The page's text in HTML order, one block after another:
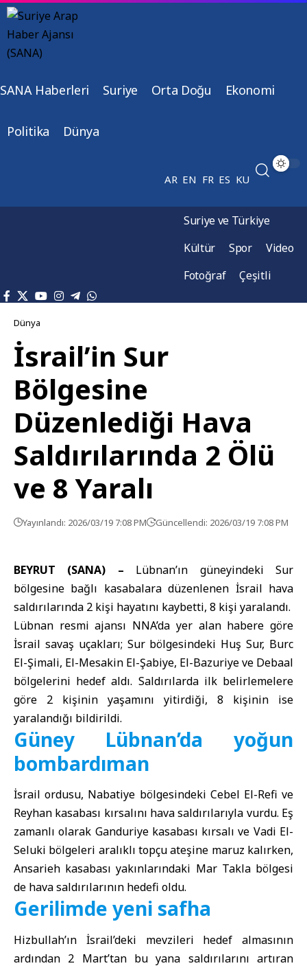
SANA Haberleri Suriye Orta Doğu Ekonomi
Politika Dünya
AR EN FR ES KU
Suriye ve Türkiye
Kültür
Spor
Video
Fotoğraf
Çeşitli
Dünya
İsrail’in Sur
Bölgesine
Düzenlediği Hava
Saldırılarında 2 Ölü
ve 8 Yaralı
Yayınlandı: 2026/03/19 7:08 PM Güncellendi: 2026/03/19 7:08 PM
BEYRUT (SANA) – Lübnan’ın güneyindeki Sur
bölgesine bağlı kasabalara düzenlenen İsrail hava
saldırılarında 2 kişi hayatını kaybetti, 8 kişi yaralandı.
Lübnan resmi ajansı NNA’da yer alan habere göre
İsrail savaş uçakları; Sur bölgesindeki Huş Sur, Burc
El-Şimali, El-Mesakin El-Şabiye, El-Bazuriye ve Debaal
bölgelerini hedef aldı. Saldırılarda ilk belirlemelere
göre 2 kişinin yaşamını yitirdiği, 8 kişinin ise
yaralandığı bildirildi.
Güney Lübnan’da yoğun
bombardıman
İsrail ordusu, Nabatiye bölgesindeki Cebel El-Refi ve
Reyhan kasabası kırsalını hava saldırılarıyla vurdu. Eş
zamanlı olarak Ganduriye kasabası kırsalı ve Vadi El-
Seluki bölgeleri aralıklı topçu ateşine maruz kalırken,
Ansarieh kasabası yakınlarındaki Mar Takla bölgesi
de hava saldırılarının hedefi oldu.
Gerilimde yeni safha
Hizbullah’ın İsrail’deki mevzileri hedef almasının
ardından 2 Mart’tan bu yana saldırılarını artıran